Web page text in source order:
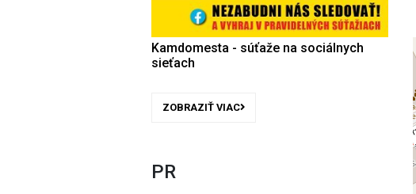
Kamdomesta - súťaže na sociálnych
sieťach
ZOBRAZIŤ VIAC
PR